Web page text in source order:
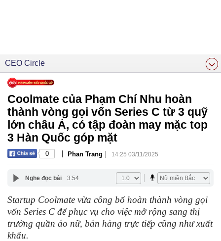
CEO Circle
Coolmate của Phạm Chí Nhu hoàn
thành vòng gọi vốn Series C từ 3 quỹ
lớn châu Á, có tập đoàn may mặc top
3 Hàn Quốc góp mặt
0 | Phan Trang | 14:25 03/11/2025
Nghe đọc bài 3:54
Startup Coolmate vừa công bố hoàn thành vòng gọi
vốn Series C để phục vụ cho việc mở rộng sang thị
trường quần áo nữ, bán hàng trực tiếp cũng như xuất
khẩu.